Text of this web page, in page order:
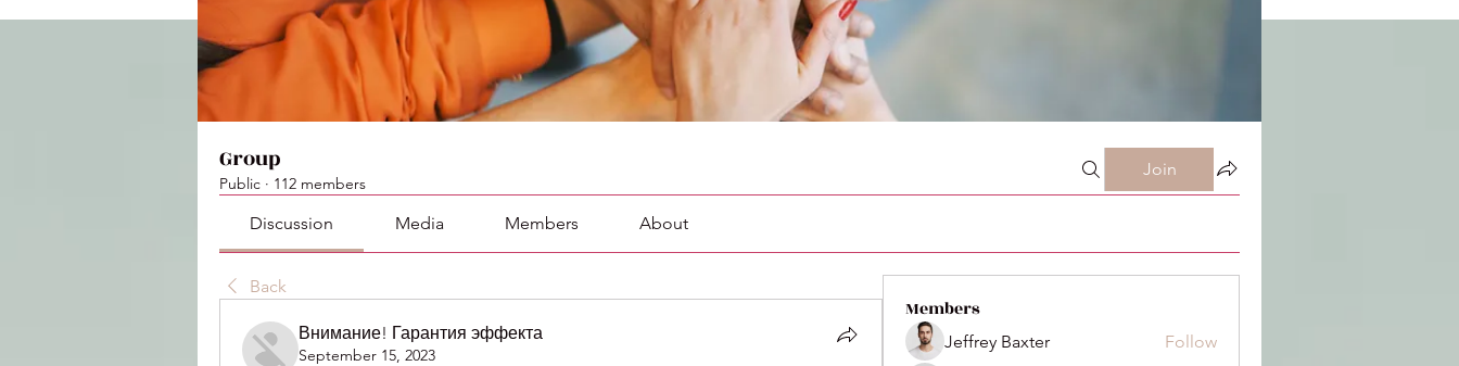
Group
Public · 112 members
Join
Discussion Media Members About
Back
Внимание! Гарантия эффекта
September 15, 2023
Members
Jeffrey Baxter Follow